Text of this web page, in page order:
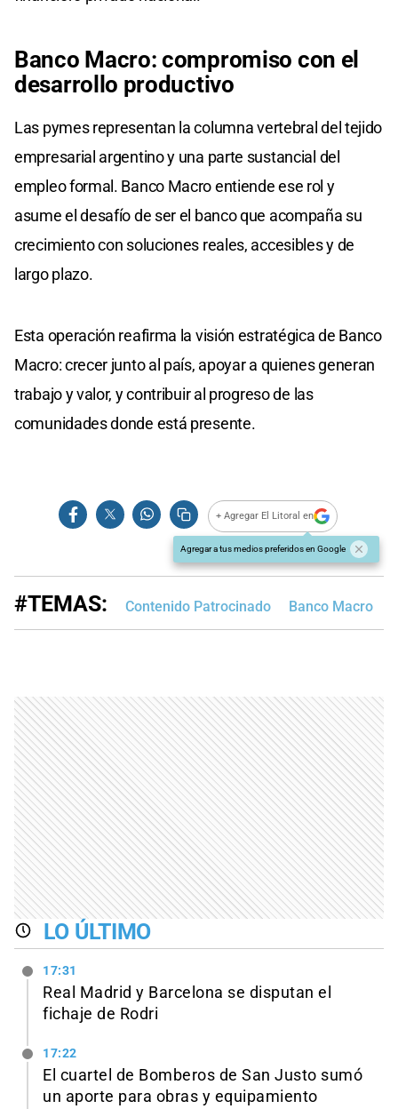
Banco Macro: compromiso con el
desarrollo productivo
Las pymes representan la columna vertebral del tejido
empresarial argentino y una parte sustancial del
empleo formal. Banco Macro entiende ese rol y
asume el desafío de ser el banco que acompaña su
crecimiento con soluciones reales, accesibles y de
largo plazo.
Esta operación reafirma la visión estratégica de Banco
Macro: crecer junto al país, apoyar a quienes generan
trabajo y valor, y contribuir al progreso de las
comunidades donde está presente.
+ Agregar El Litoral en
Agregar a tus medios preferidos en Google
#TEMAS: Contenido Patrocinado Banco Macro
LO ÚLTIMO
17:31
Real Madrid y Barcelona se disputan el
fichaje de Rodri
17:22
El cuartel de Bomberos de San Justo sumó
un aporte para obras y equipamiento